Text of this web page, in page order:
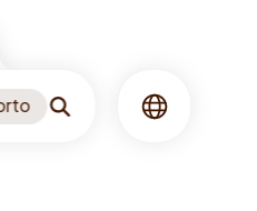
Ricerca Lingua